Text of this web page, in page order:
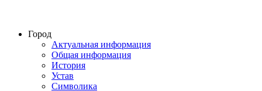
Город
Актуальная информация
Общая информация
История
Устав
Символика